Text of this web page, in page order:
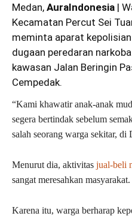
Medan, AuraIndonesia |
Kecamatan Percut Sei
meminta aparat
dugaan peredaran
kawasan Jalan Beringin
Cempedak.
“Kami khawatir anak-anak
segera bertindak sebelum
salah seorang warga sekitar,
Menurut dia, aktivitas jual-beli
sangat meresahkan masyarakat.
Karena itu, warga berharap